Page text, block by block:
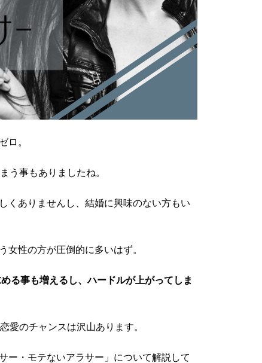
ロ。
う事もありましたね。
くありませんし、結婚に興味のない方もい
女性の方が圧倒的に多いはず。
る事も増えるし、ハードルが上がってしま
愛のチャンスは沢山あります。
ー・モテないアラサー」について解説して